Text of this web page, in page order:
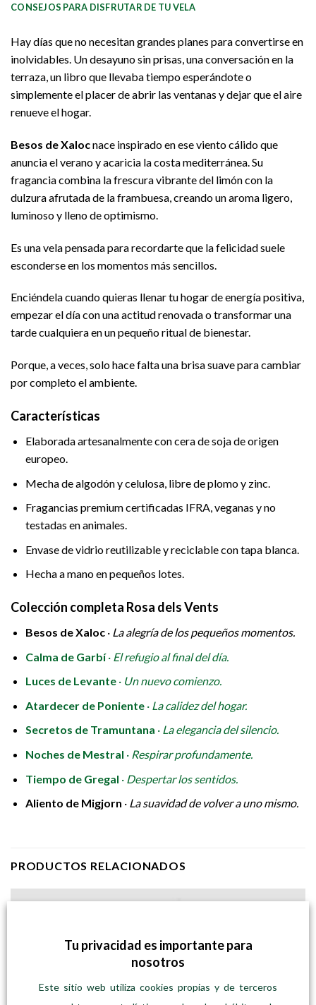
CONSEJOS PARA DISFRUTAR DE TU VELA
Hay días que no necesitan grandes planes para convertirse en
inolvidables. Un desayuno sin prisas, una conversación en la
terraza, un libro que llevaba tiempo esperándote o
simplemente el placer de abrir las ventanas y dejar que el aire
renueve el hogar.
Besos de Xalocnace inspirado en ese viento cálido que
anuncia el verano y acaricia la costa mediterránea. Su
fragancia combina la frescura vibrante del limón con la
dulzura afrutada de la frambuesa, creando un aroma ligero,
luminoso y lleno de optimismo.
Es una vela pensada para recordarte que la felicidad suele
esconderse en los momentos más sencillos.
Enciéndela cuando quieras llenar tu hogar de energía positiva,
empezar el día con una actitud renovada o transformar una
tarde cualquiera en un pequeño ritual de bienestar.
Porque, a veces, solo hace falta una brisa suave para cambiar
por completo el ambiente.
Características
Elaborada artesanalmente con cera de soja de origen
europeo.
Mecha de algodón y celulosa, libre de plomo y zinc.
Fragancias premium certificadas IFRA, veganas y no
testadas en animales.
Envase de vidrio reutilizable y reciclable con tapa blanca.
Hecha a mano en pequeños lotes.
Colección completa Rosa dels Vents
Besos de Xaloc· La alegría de los pequeños momentos.
Calma de Garbí· El refugio al final del día.
Luces de Levante· Un nuevo comienzo.
Atardecer de Poniente· La calidez del hogar.
Secretos de Tramuntana · La elegancia del silencio.
Noches de Mestral · Respirar profundamente.
Tiempo de Gregal · Despertar los sentidos.
Aliento de Migjorn · La suavidad de volver a uno mismo.
PRODUCTOS RELACIONADOS
Tu privacidad es importante para
nosotros
Este sitio web utiliza cookies propias y de terceros